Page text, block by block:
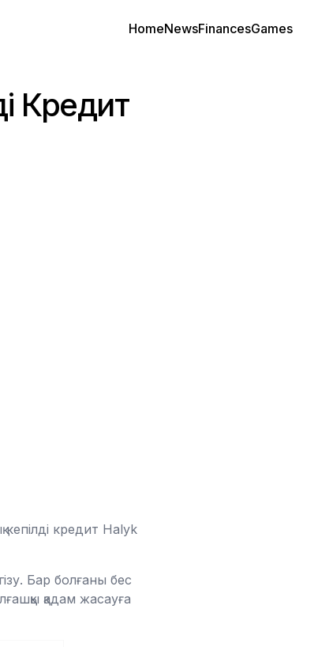
HomeNewsFinancesGames
Кредит
кепілді кредит Halyk
Бар болғаны бес
қадам жасауға